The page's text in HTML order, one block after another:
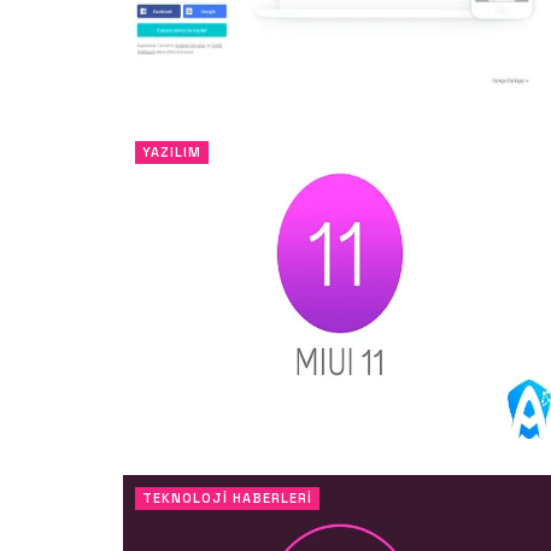
YAZILIM
TEKNOLOJI HABERLERI